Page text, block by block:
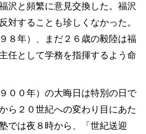
沢と頻繁に意見交換した。福沢
対することも珍しくなかった。
８年）、まだ２６歳の毅陸は福
任として学務を指揮するよう命
００年）の大晦日は特別の日で
ら２０世紀への変わり目にあた
では夜８時から、「世紀送迎